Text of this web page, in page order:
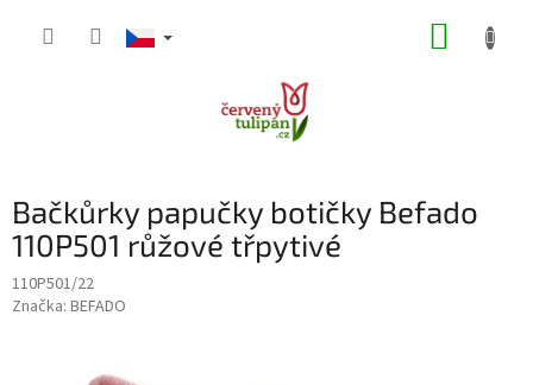
Bačkůrky papučky botičky Befado
110P501 růžové třpytivé
110P501/22
Značka: BEFADO